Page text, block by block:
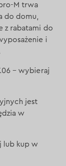
M trwa
do domu,
z rabatami do
i
– wybieraj
jest
w
lub kup w